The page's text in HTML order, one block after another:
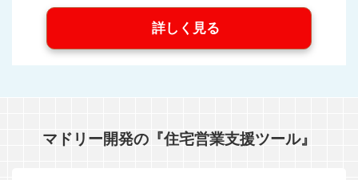
詳しく見る
マドリー開発の『住宅営業支援ツール』